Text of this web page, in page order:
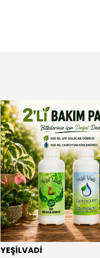
YEŞİLVADİ